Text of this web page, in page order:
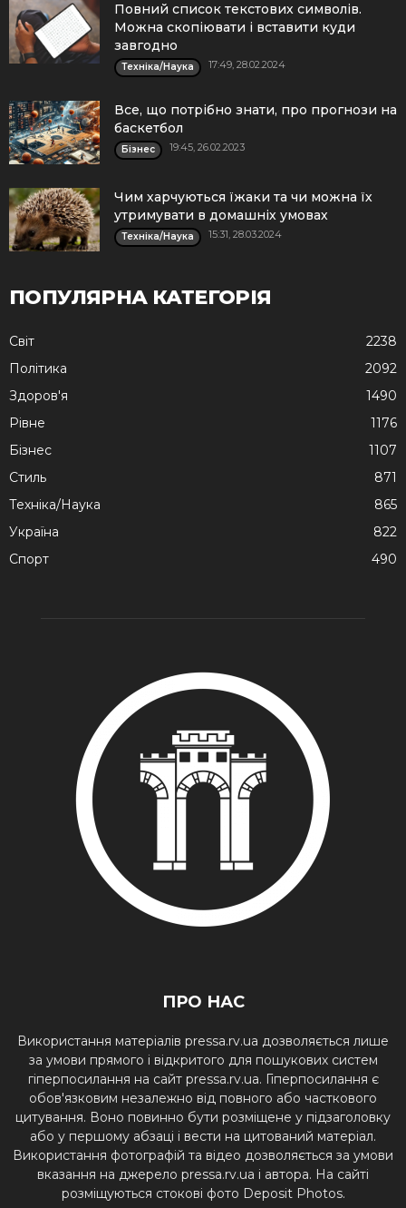
Повний список текстових символів.
Можна скопіювати і вставити куди
завгодно
Техніка/Наука 17:49, 28.02.2024
Все, що потрібно знати, про прогнози на
баскетбол
Бізнес 19:45, 26.02.2023
Чим харчуються їжаки та чи можна їх
утримувати в домашніх умовах
Техніка/Наука 15:31, 28.03.2024
ПОПУЛЯРНА КАТЕГОРІЯ
Cвіт
2238
Політика
2092
Здоров'я
1490
Рівне
1176
Бізнес
1107
Стиль
871
Техніка/Наука
865
Україна
822
Спорт
490
ПРО НАС
Використання матеріалів pressa.rv.ua дозволяється лише
за умови прямого і відкритого для пошукових систем
гіперпосилання на сайт pressa.rv.ua. Гіперпосилання є
обов'язковим незалежно від повного або часткового
цитування. Воно повинно бути розміщене у підзаголовку
або у першому абзаці і вести на цитований матеріал.
Використання фотографій та відео дозволяється за умови
вказання на джерело pressa.rv.ua і автора. На сайті
розміщуються стокові фото Deposit Photos.